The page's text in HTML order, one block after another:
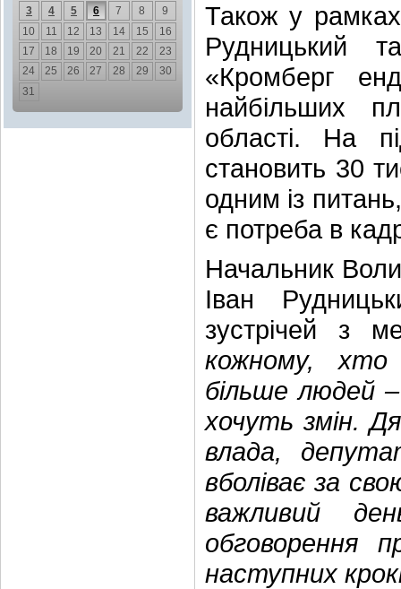
3
4 5 6 7 8
9
10
11 12 13 14 15
16
17
18 19 20 21 22
23
24
25 26 27 28 29
30
31
Також у
Рудницький
«Кромберг
найбільших
області. На
становить 30
одним із
є потреба в
Начальник
Іван
зустрічей з
кожному,
більше людей
хочуть змін.
влада,
вболіває за
важливий
обговорення
наступних